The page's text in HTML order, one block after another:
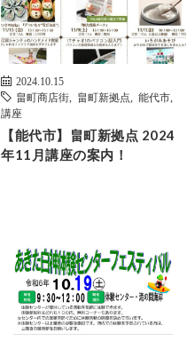
2024.10.15
畠町商店街
畠町新拠点 能代市
講座
【能代市】畠町新拠点 2024
年11月講座の案内！